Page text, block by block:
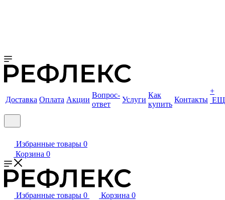
Доставка Оплата Акции
Вопрос-
ответ
Услуги
Как
купить
Контакты
+
Избранные товары 0
Корзина 0
Избранные товары 0 Корзина 0